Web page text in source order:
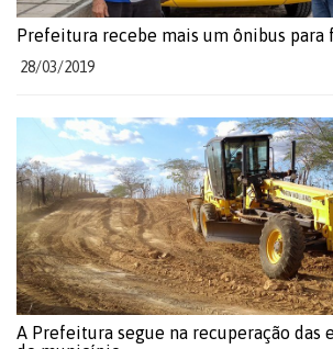
Prefeitura recebe mais um ônibus para
28/03/2019
A Prefeitura segue na recuperação das